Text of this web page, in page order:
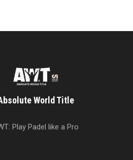
World Title
Play Padel like a Pro